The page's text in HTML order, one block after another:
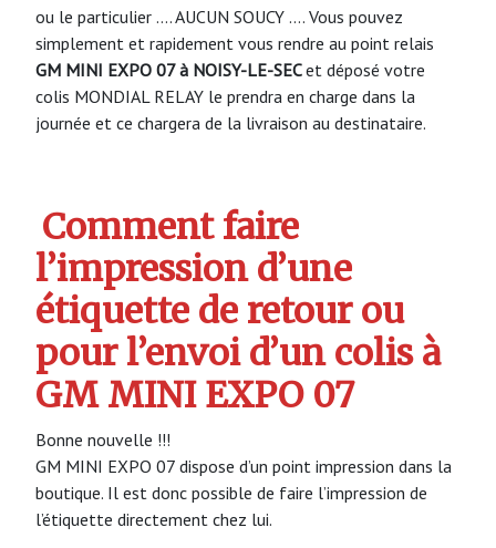
ou le particulier …. AUCUN SOUCY …. Vous pouvez
simplement et rapidement vous rendre au point relais
GM MINI EXPO 07 à NOISY-LE-SECet déposé votre
colis MONDIAL RELAY le prendra en charge dans la
journée et ce chargera de la livraison au destinataire.
Comment faire
l’impression d’une
étiquette de retour ou
pour l’envoi d’un colis à
GM MINI EXPO 07
Bonne nouvelle !!!
GM MINI EXPO 07 dispose d’un point impression dans la
boutique. Il est donc possible de faire l’impression de
l’étiquette directement chez lui.